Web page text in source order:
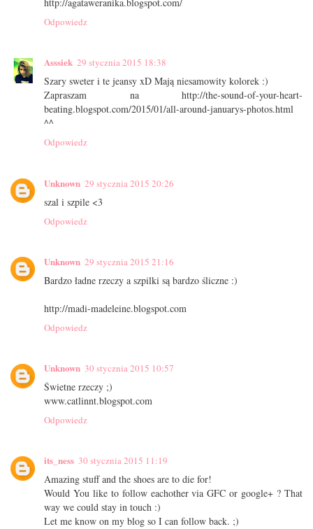
Odpowiedz
Asssiek 29 stycznia 2015 18:38
Szary sweter i te jeansy xD Mają niesamowity kolorek :)
Zapraszam na http://the-sound-of-your-heart-
beating.blogspot.com/2015/01/all-around-januarys-photos.html
^^
Odpowiedz
Unknown 29 stycznia 2015 20:26
szal i szpile <3
Odpowiedz
Unknown 29 stycznia 2015 21:16
Bardzo ładne rzeczy a szpilki są bardzo śliczne :)
http://madi-madeleine.blogspot.com
Odpowiedz
Unknown 30 stycznia 2015 10:57
Świetne rzeczy ;)
www.catlinnt.blogspot.com
Odpowiedz
its_ness 30 stycznia 2015 11:19
Amazing stuff and the shoes are to die for!
Would You like to follow eachother via GFC or google+ ? That
way we could stay in touch :)
Let me know on my blog so I can follow back. ;)